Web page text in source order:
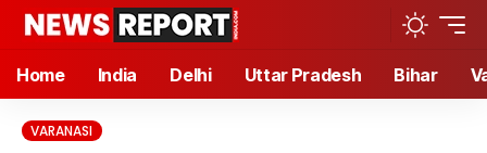
Home India Delhi Uttar Pradesh Bihar
VARANASI